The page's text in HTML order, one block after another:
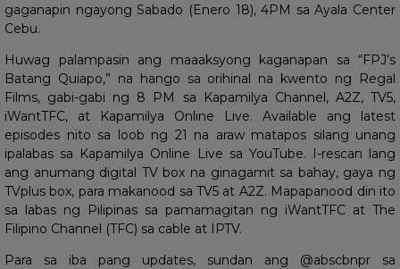
gaganapin ngayong Sabado (Enero 18), 4PM sa Ayala Center
Cebu.
Huwag palampasin ang maaaksyong kaganapan sa “FPJ’s
Batang Quiapo,” na hango sa orihinal na kwento ng Regal
Films, gabi-gabi ng 8 PM sa Kapamilya Channel, A2Z, TV5,
iWantTFC, at Kapamilya Online Live. Available ang latest
episodes nito sa loob ng 21 na araw matapos silang unang
ipalabas sa Kapamilya Online Live sa YouTube. I-rescan lang
ang anumang digital TV box na ginagamit sa bahay, gaya ng
TVplus box, para makanood sa TV5 at A2Z. Mapapanood din ito
sa labas ng Pilipinas sa pamamagitan ng iWantTFC at The
Filipino Channel (TFC) sa cable at IPTV.
Para sa iba pang updates, sundan ang @abscbnpr sa